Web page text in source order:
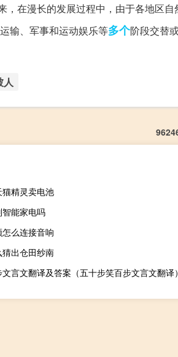
，在漫长的发展过程中，由于各地区自
输、军事和运动娱乐等多个阶段交替
人
精灵卖电池
能家电吗
么连接音响
出仓田纱南
言文翻译及答案（五十步笑百步文言文翻译）